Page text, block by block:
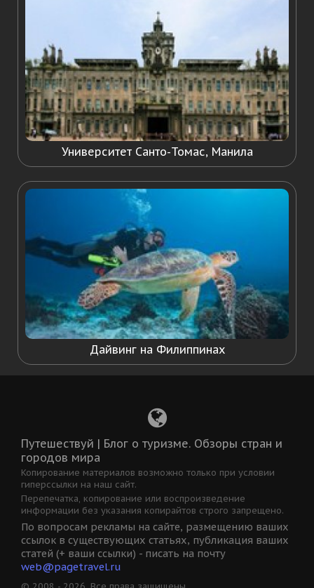
Университет Санто-Томас, Манила
Дайвинг на Филиппинах
Путешествуй | Блог о туризме. Обзоры стран и
городов мира
Копирование материалов возможно только при условии
гиперссылки на наш сайт.
Перепечатка, копирование или воспроизведение
информации без указания копирайтов строго запрещено.
По вопросам рекламы на сайте, размещению ваших
ссылок в существующих статьях, публикация ваших
статей (+ ваши ссылки) - писать на почту
web@pagetravel.ru